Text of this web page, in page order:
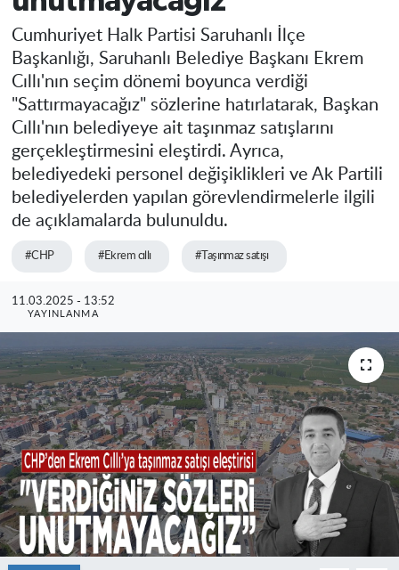
Cumhuriyet Halk Partisi Saruhanlı İlçe
Başkanlığı, Saruhanlı Belediye Başkanı Ekrem
Cıllı'nın seçim dönemi boyunca verdiği
"Sattırmayacağız" sözlerine hatırlatarak, Başkan
Cıllı'nın belediyeye ait taşınmaz satışlarını
gerçekleştirmesini eleştirdi. Ayrıca,
belediyedeki personel değişiklikleri ve Ak Partili
belediyelerden yapılan görevlendirmelerle ilgili
de açıklamalarda bulunuldu.
#CHP #Ekrem cıllı #Taşınmaz satışı
11.03.2025 - 13:52
YAYINLANMA
Soma
Resmi İlanlar
Son Dakika Haberleri
Haber Arşivi